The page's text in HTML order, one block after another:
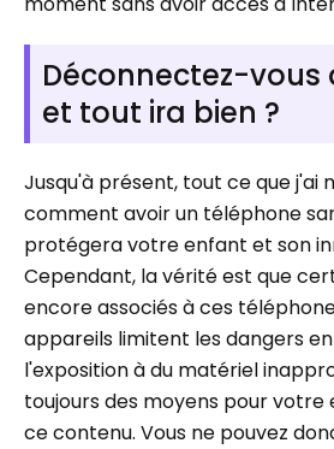
Déconnectez-vous
et tout ira bien ?
Jusqu'à présent, tout ce que j'ai
comment avoir un téléphone
protégera votre enfant et son
Cependant, la vérité est que
encore associés à ces
appareils limitent les dangers
l'exposition à du matériel
toujours des moyens pour
ce contenu. Vous ne pouvez